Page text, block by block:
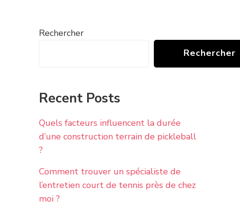
Rechercher
Rechercher
Recent Posts
Quels facteurs influencent la durée
d’une construction terrain de pickleball
?
Comment trouver un spécialiste de
l’entretien court de tennis près de chez
moi ?